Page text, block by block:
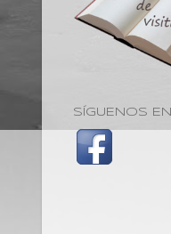
SÍGUENOS EN